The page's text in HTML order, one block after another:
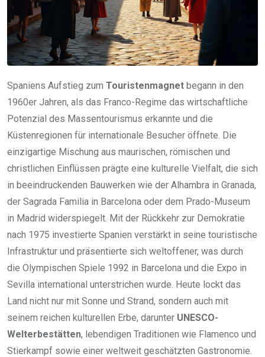
Spaniens Aufstieg zum Touristenmagnet begann in den
1960er Jahren, als das Franco-Regime das wirtschaftliche
Potenzial des Massentourismus erkannte und die
Küstenregionen für internationale Besucher öffnete. Die
einzigartige Mischung aus maurischen, römischen und
christlichen Einflüssen prägte eine kulturelle Vielfalt, die sich
in beeindruckenden Bauwerken wie der Alhambra in Granada,
der Sagrada Familia in Barcelona oder dem Prado-Museum
in Madrid widerspiegelt. Mit der Rückkehr zur Demokratie
nach 1975 investierte Spanien verstärkt in seine touristische
Infrastruktur und präsentierte sich weltoffener, was durch
die Olympischen Spiele 1992 in Barcelona und die Expo in
Sevilla international unterstrichen wurde. Heute lockt das
Land nicht nur mit Sonne und Strand, sondern auch mit
seinem reichen kulturellen Erbe, darunter UNESCO-
Welterbestätten, lebendigen Traditionen wie Flamenco und
Stierkampf sowie einer weltweit geschätzten Gastronomie.